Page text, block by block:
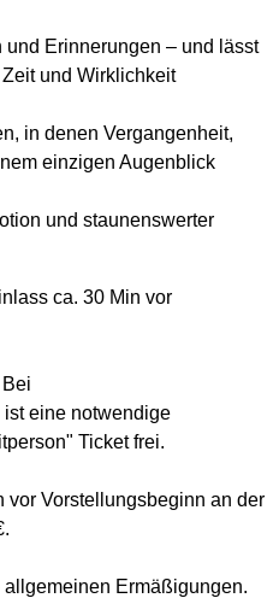
Erinnerungen – und lässt
und Wirklichkeit
in denen Vergangenheit,
einzigen Augenblick
und staunenswerter
ca. 30 Min vor
eine notwendige
Ticket frei.
vor Vorstellungsbeginn an der
Ermäßigungen.